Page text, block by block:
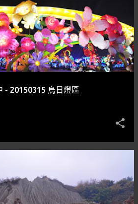
- 20150315 烏日燈區